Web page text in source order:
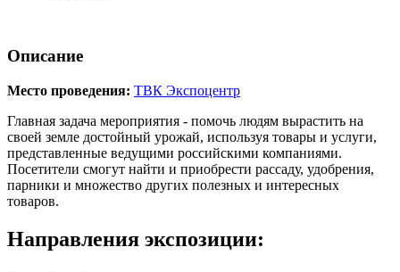
Описание
Место проведения: ТВК Экспоцентр
Главная задача мероприятия - помочь людям вырастить на
своей земле достойный урожай, используя товары и услуги,
представленные ведущими российскими компаниями.
Посетители смогут найти и приобрести рассаду, удобрения,
парники и множество других полезных и интересных
товаров.
Направления экспозиции: